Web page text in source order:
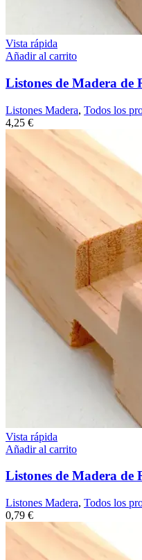
Vista rápida
Añadir al carrito
Listones de Madera de
Listones Madera, Todos los
4,25 €
Vista rápida
Añadir al carrito
Listones de Madera de
Listones Madera, Todos los
0,79 €